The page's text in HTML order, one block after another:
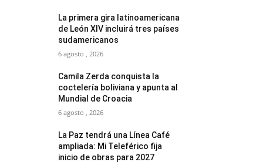
La primera gira latinoamericana
de León XIV incluirá tres países
sudamericanos
6 agosto , 2026
Camila Zerda conquista la
coctelería boliviana y apunta al
Mundial de Croacia
6 agosto , 2026
La Paz tendrá una Línea Café
ampliada: Mi Teleférico fija
inicio de obras para 2027